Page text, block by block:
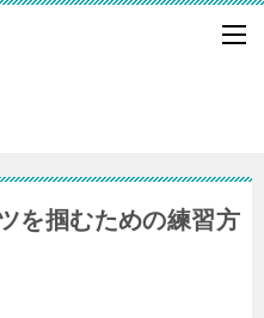
を掴むための練習方